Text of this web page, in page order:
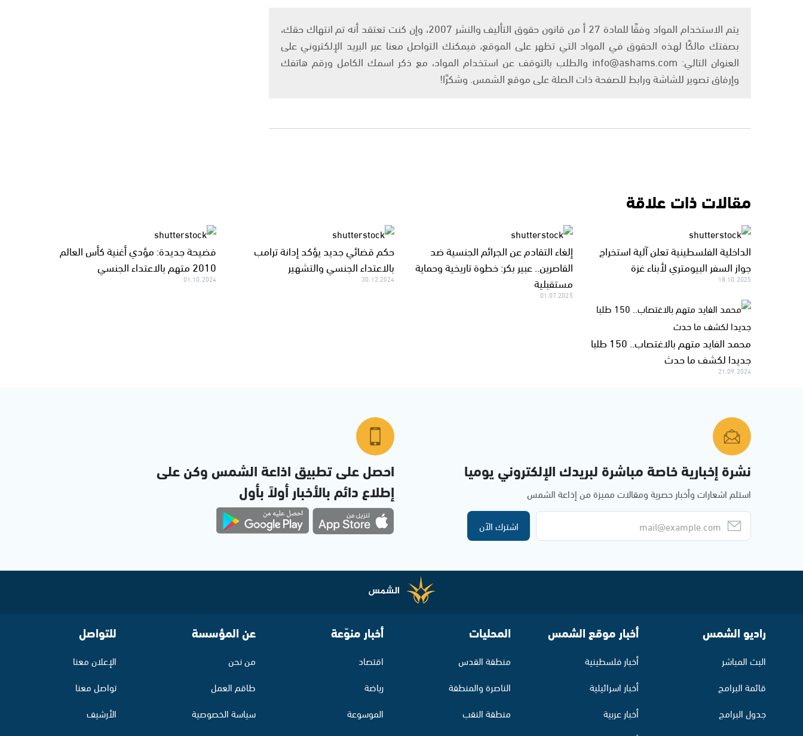
يتم الاستخدام المواد وفقًا للمادة 27 أ من قانون حقوق التأليف والنشر 2007، وإن كنت تعتقد أنه تم انتهاك حقك،
بصفتك مالكًا لهذه الحقوق في المواد التي تظهر على الموقع، فيمكنك التواصل معنا عبر البريد الإلكتروني على
العنوان التالي: info@ashams.com والطلب بالتوقف عن استخدام المواد، مع ذكر اسمك الكامل ورقم هاتفك
وإرفاق تصوير للشاشة ورابط للصفحة ذات الصلة على موقع الشمس. وشكرًا!
مقالات ذات علاقة
الداخلية الفلسطينية تعلن آلية استخراج
جواز السفر البيومتري لأبناء غزة
18.10.2025
إلغاء التقادم عن الجرائم الجنسية ضد
القاصرين.. عبير بكر: خطوة تاريخية وحماية
مستقبلية
01.07.2025
حكم قضائي جديد يؤكد إدانة ترامب
بالاعتداء الجنسي والتشهير
30.12.2024
فضيحة جديدة: مؤدي أغنية كأس العالم
2010 متهم بالاعتداء الجنسي
01.10.2024
محمد الفايد متهم بالاغتصاب.. 150 طلبا
جديدا لكشف ما حدث
21.09.2024
نشرة إخبارية خاصة مباشرة لبريدك الإلكتروني يوميا
استلم اشعارات وأخبار حصرية ومقالات مميزة من إذاعة الشمس
اشترك الآن
احصل على تطبيق اذاعة الشمس وكن على
إطلاع دائم بالأخبار أولاً بأول
راديو الشمس
البث المباشر
قائمة البرامج
جدول البرامج
أخبار موقع الشمس
أخبار فلسطينية
أخبار اسرائيلية
أخبار عربية
المحليات
منطقة القدس
الناصرة والمنطقة
منطقة النقب
أخبار منوّعة
اقتصاد
رياضة
الموسوعة
عن المؤسسة
من نحن
طاقم العمل
سياسة الخصوصية
للتواصل
الإعلان معنا
تواصل معنا
الأرشيف